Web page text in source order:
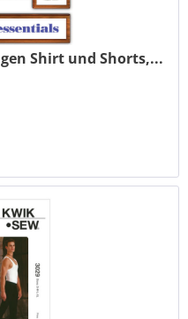
Shirt und Shorts,...